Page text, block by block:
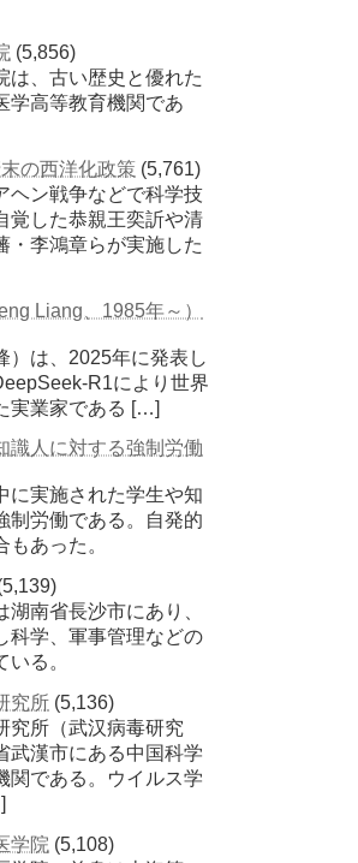
(5,856)
は、古い歴史と優れた
学高等教育機関であ
の西洋化政策 (5,761)
ヘン戦争などで科学技
覚した恭親王奕訢や清
・李鴻章らが実施した
Liang、1985年～）
）は、2025年に発表し
R1により世界
実業家である […]
識人に対する強制労働
に実施された学生や知
制労働である。自発的
もあった。
湖南省長沙市にあり、
科学、軍事管理などの
る。
究所 (5,136)
究所（武汉病毒研究
武漢市にある中国科学
関である。ウイルス学
学院 (5,108)